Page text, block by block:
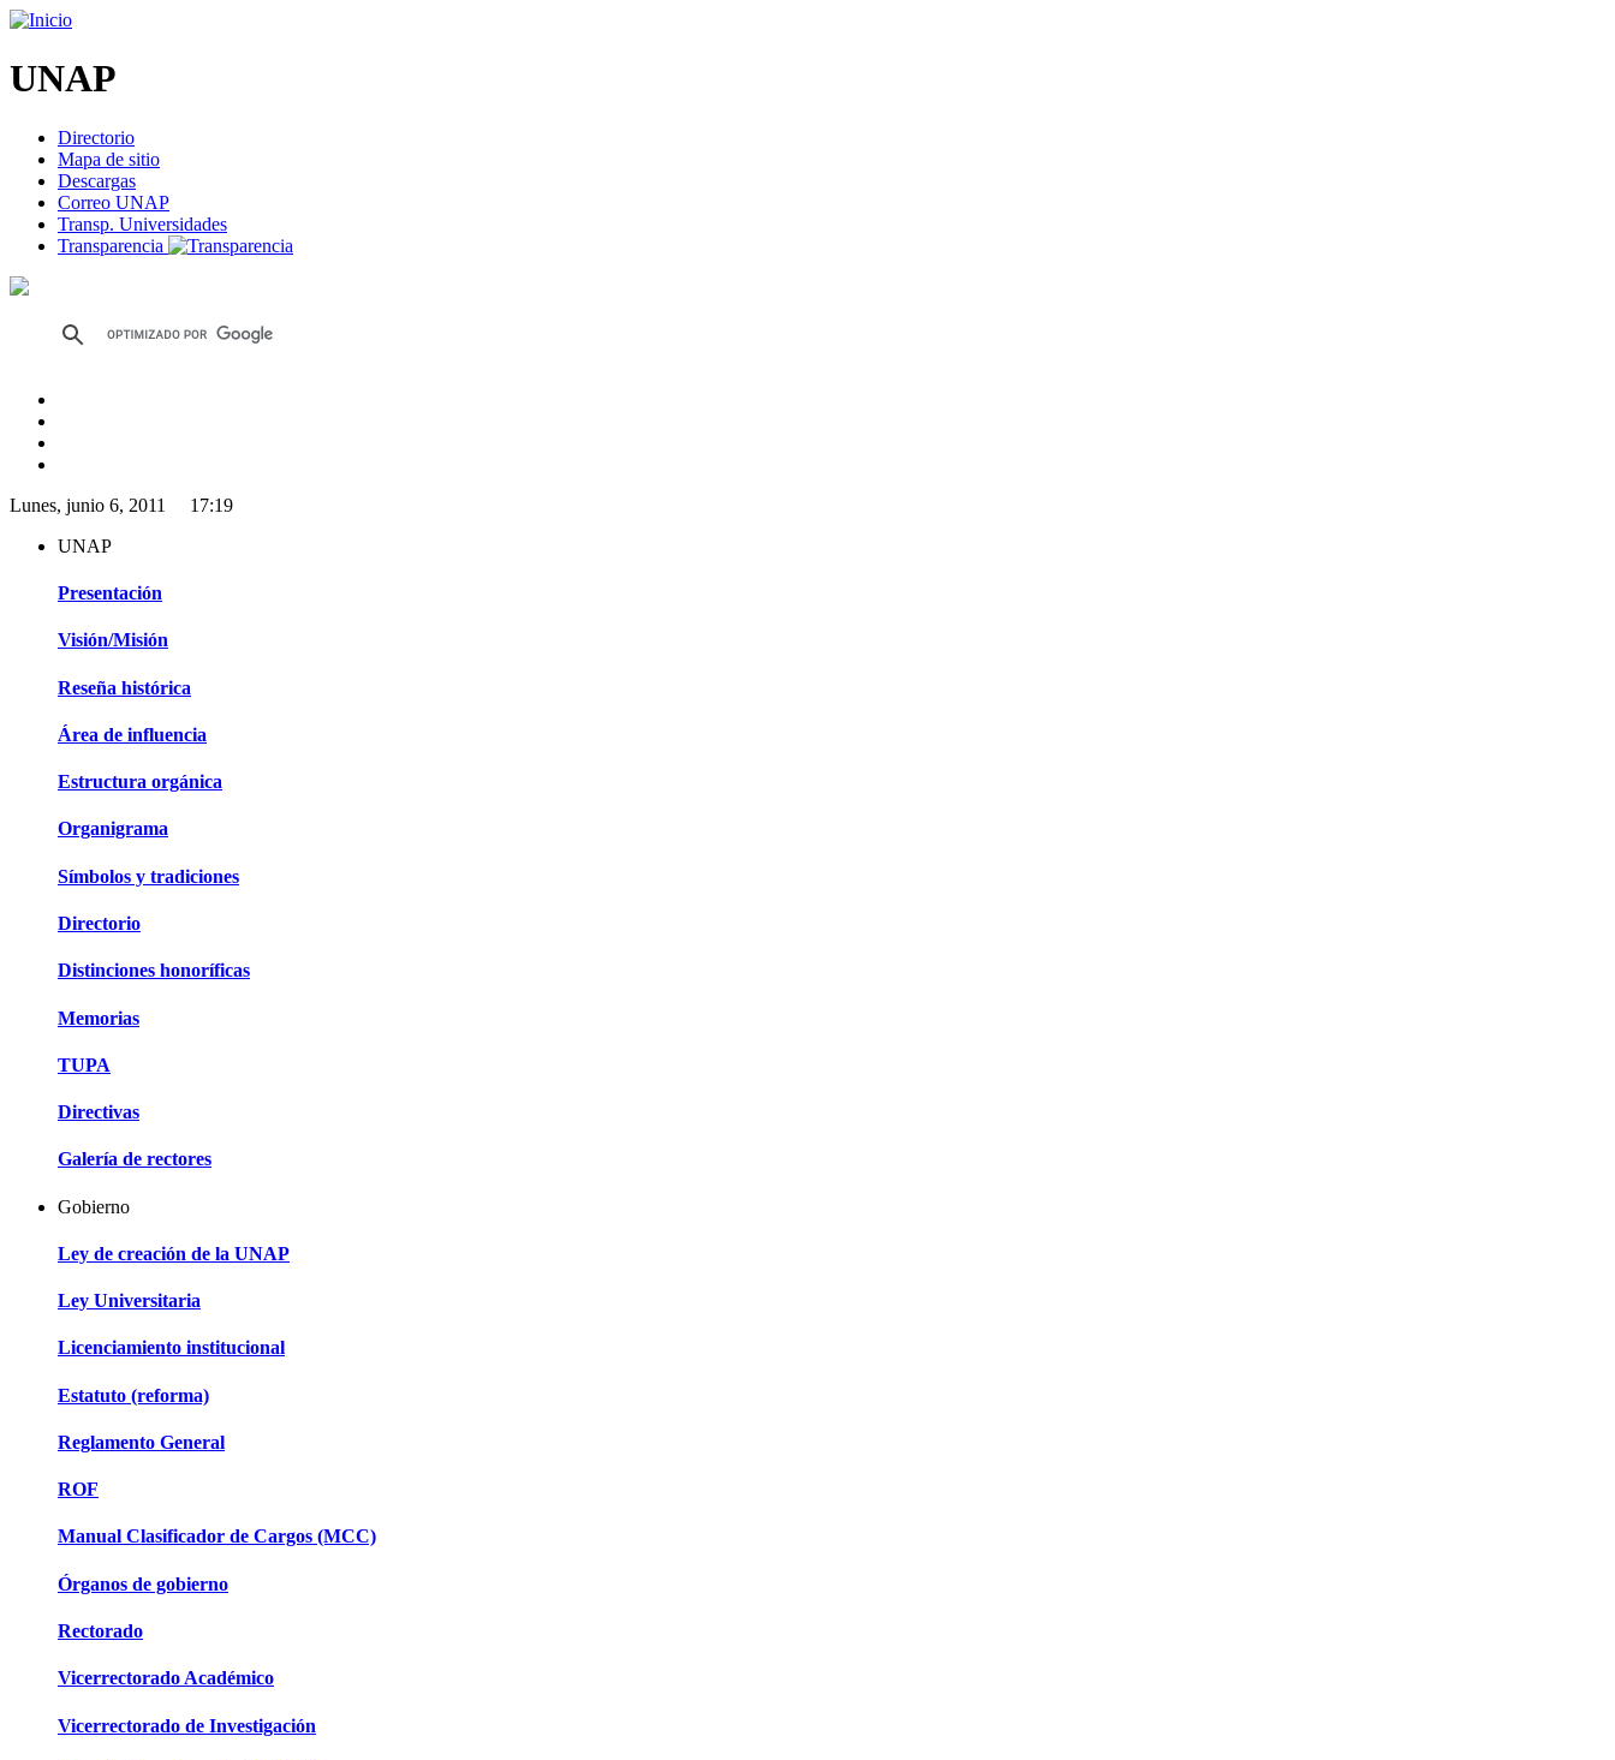
UNAP
Directorio
Mapa de sitio
Descargas
Correo UNAP
Transp. Universidades
Transparencia
Lunes, junio 6, 2011 17:19
UNAP
Presentación
Visión/Misión
Reseña histórica
Área de influencia
Estructura orgánica
Organigrama
Símbolos y tradiciones
Directorio
Distinciones honoríficas
Memorias
TUPA
Directivas
Galería de rectores
Gobierno
Ley de creación de la UNAP
Ley Universitaria
Licenciamiento institucional
Estatuto (reforma)
Reglamento General
ROF
Manual Clasificador de Cargos (MCC)
Órganos de gobierno
Rectorado
Vicerrectorado Académico
Vicerrectorado de Investigación